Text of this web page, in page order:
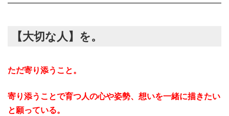
【大切な人】を。
ただ寄り添うこと。
寄り添うことで育つ人の心や姿勢、想いを一緒に描きたい
と願っている。